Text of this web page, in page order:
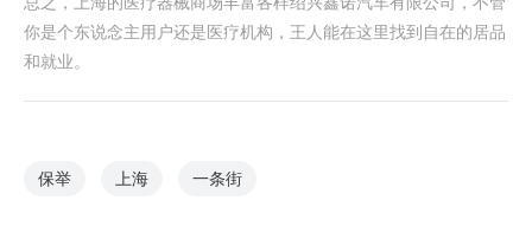
你是个东说念主用户还是医疗机构，王人能在这里找到自在的居品
和就业。
保举 上海 一条街